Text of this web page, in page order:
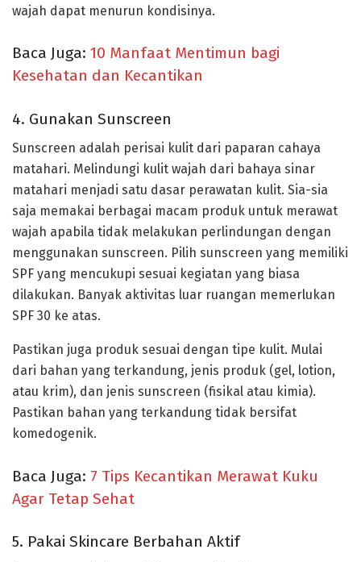
wajah dapat menurun kondisinya.
Baca Juga: 10 Manfaat Mentimun bagi
Kesehatan dan Kecantikan
4. Gunakan Sunscreen
Sunscreen adalah perisai kulit dari paparan cahaya
matahari. Melindungi kulit wajah dari bahaya sinar
matahari menjadi satu dasar perawatan kulit. Sia-sia
saja memakai berbagai macam produk untuk merawat
wajah apabila tidak melakukan perlindungan dengan
menggunakan sunscreen. Pilih sunscreen yang memiliki
SPF yang mencukupi sesuai kegiatan yang biasa
dilakukan. Banyak aktivitas luar ruangan memerlukan
SPF 30 ke atas.
Pastikan juga produk sesuai dengan tipe kulit. Mulai
dari bahan yang terkandung, jenis produk (gel, lotion,
atau krim), dan jenis sunscreen (fisikal atau kimia).
Pastikan bahan yang terkandung tidak bersifat
komedogenik.
Baca Juga: 7 Tips Kecantikan Merawat Kuku
Agar Tetap Sehat
5. Pakai Skincare Berbahan Aktif